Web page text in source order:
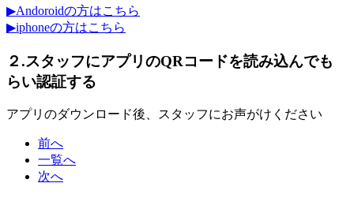
▶Andoroidの方はこちら
▶iphoneの方はこちら
２.スタッフにアプリのQRコードを読み込んでも
らい認証する
アプリのダウンロード後、スタッフにお声がけください
前へ
一覧へ
次へ